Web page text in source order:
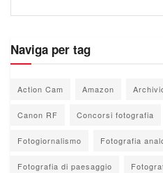
Naviga per tag
Action Cam Amazon
Canon RF Concorsi fotografia
Fotogiornalismo Fotografia
Fotografia di paesaggio